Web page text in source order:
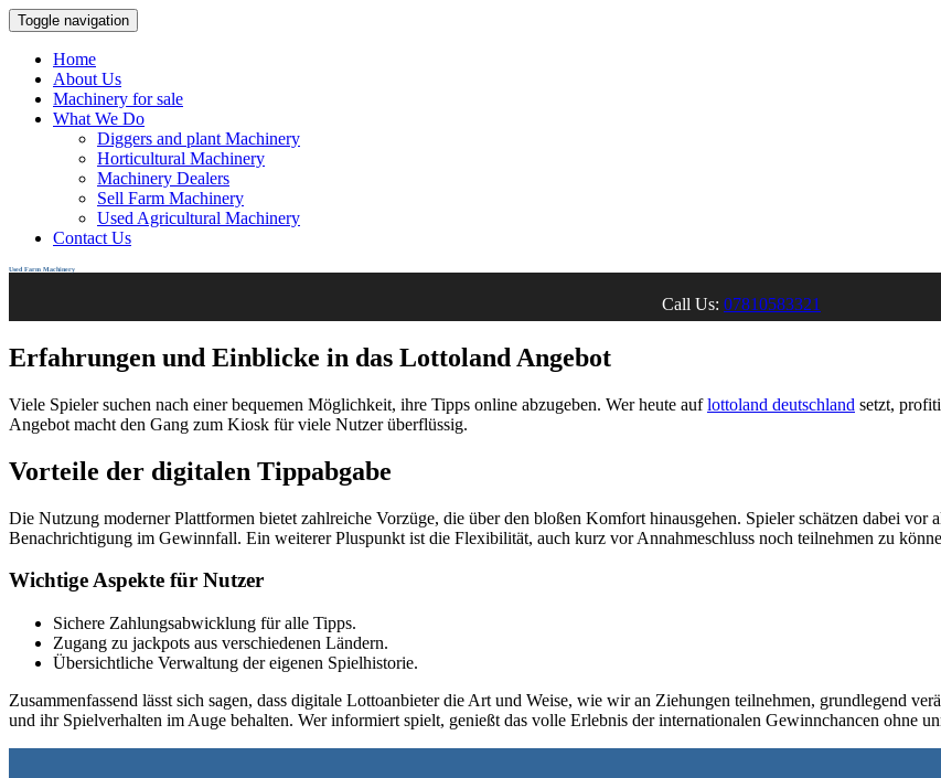
Toggle navigation
Home
About Us
Machinery for sale
What We Do
Diggers and plant Machinery
Horticultural Machinery
Machinery Dealers
Sell Farm Machinery
Used Agricultural Machinery
Contact Us
Used Farm Machinery
Call Us: 07810583321
Erfahrungen und Einblicke in das Lottoland Angebot
Viele Spieler suchen nach einer bequemen Möglichkeit, ihre Tipps online abzugeben. Wer heute auflottoland deutschland setzt,
Angebot macht den Gang zum Kiosk für viele Nutzer überflüssig.
Vorteile der digitalen Tippabgabe
Die Nutzung moderner Plattformen bietet zahlreiche Vorzüge, die über den bloßen Komfort hinausgehen. Spieler schätzen dabei vor
Benachrichtigung im Gewinnfall. Ein weiterer Pluspunkt ist die Flexibilität, auch kurz vor Annahmeschluss noch teilnehmen zu
Wichtige Aspekte für Nutzer
Sichere Zahlungsabwicklung für alle Tipps.
Zugang zu jackpots aus verschiedenen Ländern.
Übersichtliche Verwaltung der eigenen Spielhistorie.
Zusammenfassend lässt sich sagen, dass digitale Lottoanbieter die Art und Weise, wie wir an Ziehungen teilnehmen, grundlegend
und ihr Spielverhalten im Auge behalten. Wer informiert spielt, genießt das volle Erlebnis der internationalen Gewinnchancen ohne